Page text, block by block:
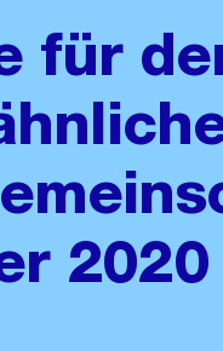
für
2020